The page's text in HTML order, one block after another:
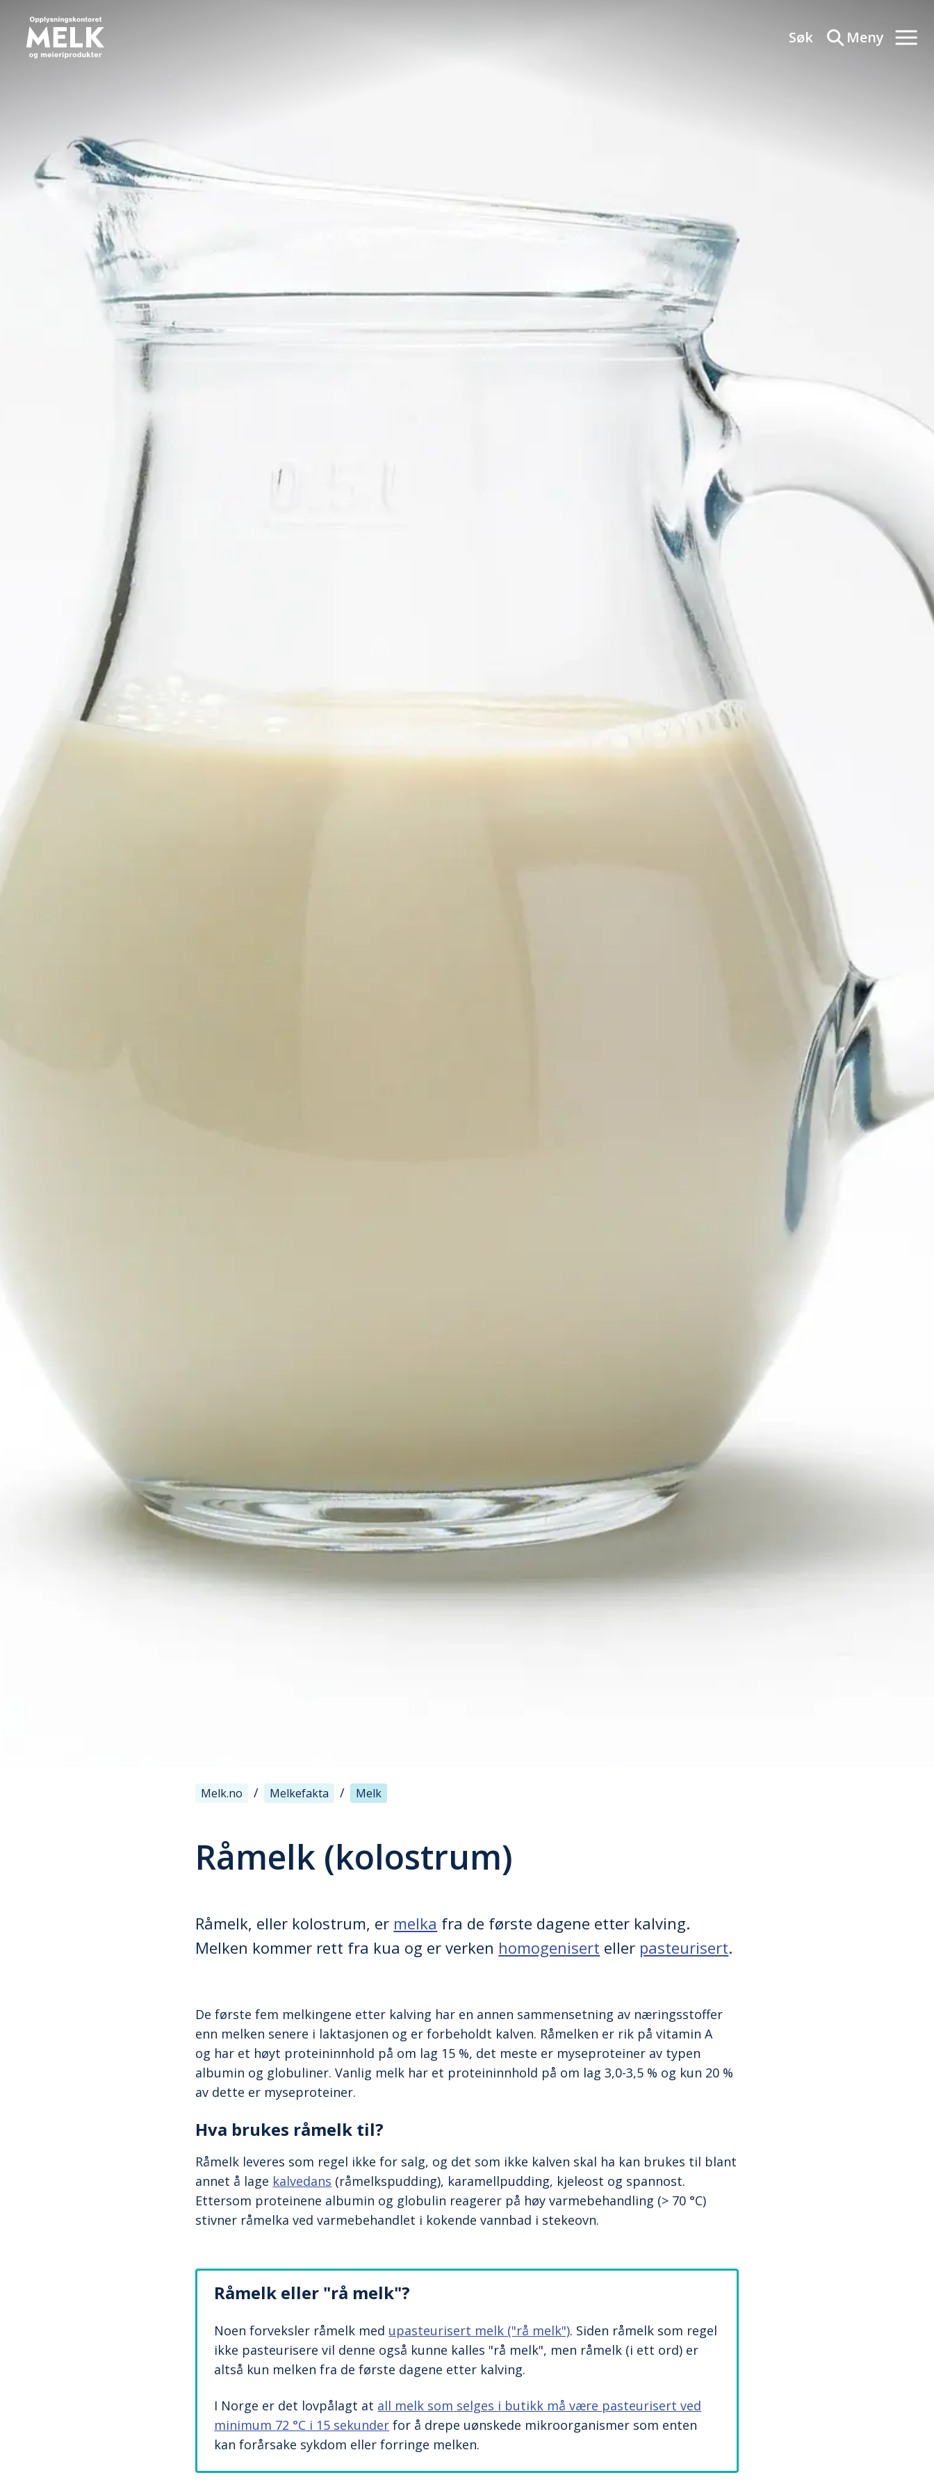
Søk Meny
Melk.no / Melkefakta / Melk
Råmelk (kolostrum)
Råmelk, eller kolostrum, er melka fra de første dagene etter kalving.
Melken kommer rett fra kua og er verken homogenisert eller pasteurisert.
De første fem melkingene etter kalving har en annen sammensetning av næringsstoffer
enn melken senere i laktasjonen og er forbeholdt kalven. Råmelken er rik på vitamin A
og har et høyt proteininnhold på om lag 15 %, det meste er myseproteiner av typen
albumin og globuliner. Vanlig melk har et proteininnhold på om lag 3,0-3,5 % og kun 20 %
av dette er myseproteiner.
Hva brukes råmelk til?
Råmelk leveres som regel ikke for salg, og det som ikke kalven skal ha kan brukes til blant
annet å lage kalvedans (råmelkspudding), karamellpudding, kjeleost og spannost.
Ettersom proteinene albumin og globulin reagerer på høy varmebehandling (> 70 °C)
stivner råmelka ved varmebehandlet i kokende vannbad i stekeovn.
Råmelk eller "rå melk"?
Noen forveksler råmelk med upasteurisert melk ("rå melk"). Siden råmelk som regel
ikke pasteurisere vil denne også kunne kalles "rå melk", men råmelk (i ett ord) er
altså kun melken fra de første dagene etter kalving.
I Norge er det lovpålagt at all melk som selges i butikk må være pasteurisert ved
minimum 72 °C i 15 sekunder for å drepe uønskede mikroorganismer som enten
kan forårsake sykdom eller forringe melken.